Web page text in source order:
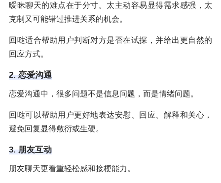
暧昧聊天的难点在于分寸。太主动容易显得需求感强，太
克制又可能错过推进关系的机会。
回哒适合帮助用户判断对方是否在试探，并给出更自然的
回应方式。
2. 恋爱沟通
恋爱沟通中，很多问题不是信息问题，而是情绪问题。
回哒可以帮助用户更好地表达安慰、回应、解释和关心，
避免回复显得敷衍或生硬。
3. 朋友互动
朋友聊天更看重轻松感和接梗能力。